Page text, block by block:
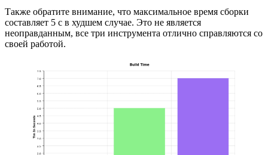
Также обратите внимание, что максимальное время сборки
составляет 5 с в худшем случае. Это не является
неоправданным, все три инструмента отлично справляются со
своей работой.